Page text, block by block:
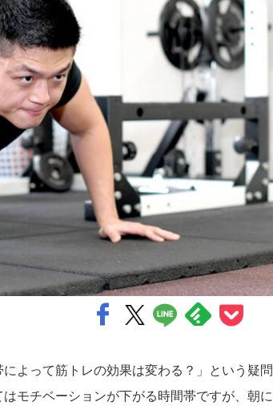
よって筋トレの効果は変わる？」という疑問
モチベーションが下がる時間帯ですが、朝に